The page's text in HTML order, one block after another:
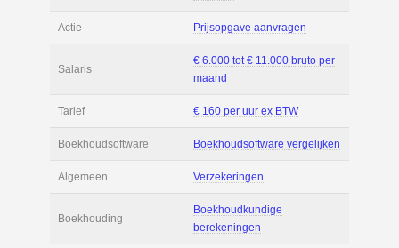
GYNAECOLOOG
Actie Prijsopgave
€ 6.000 tot €
maand